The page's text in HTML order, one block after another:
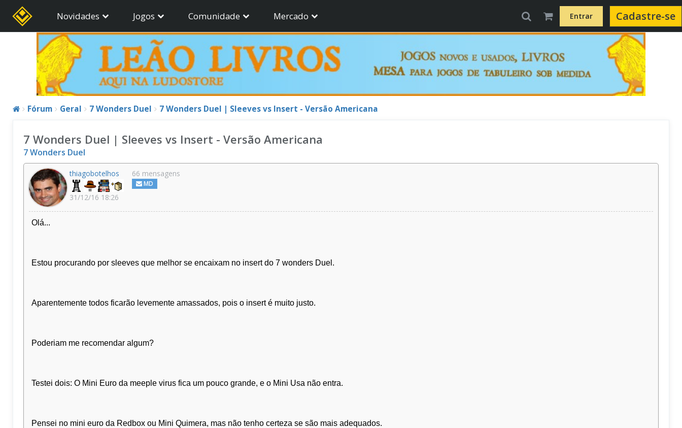
Novidades Jogos Comunidade Mercado Entrar Cadastre-se
Fórum Geral 7 Wonders Duel 7 Wonders Duel | Sleeves vs Insert - Versão Americana
7 Wonders Duel | Sleeves vs Insert - Versão Americana
7 Wonders Duel
thiagobotelhos
31/12/16 18:26
66 mensagens
MD
Olá...
Estou procurando por sleeves que melhor se encaixam no insert do 7 wonders Duel.
Aparentemente todos ficarão levemente amassados, pois o insert é muito justo.
Poderiam me recomendar algum?
Testei dois: O Mini Euro da meeple virus fica um pouco grande, e o Mini Usa não entra.
Pensei no mini euro da Redbox ou Mini Quimera, mas não tenho certeza se são mais adequados.